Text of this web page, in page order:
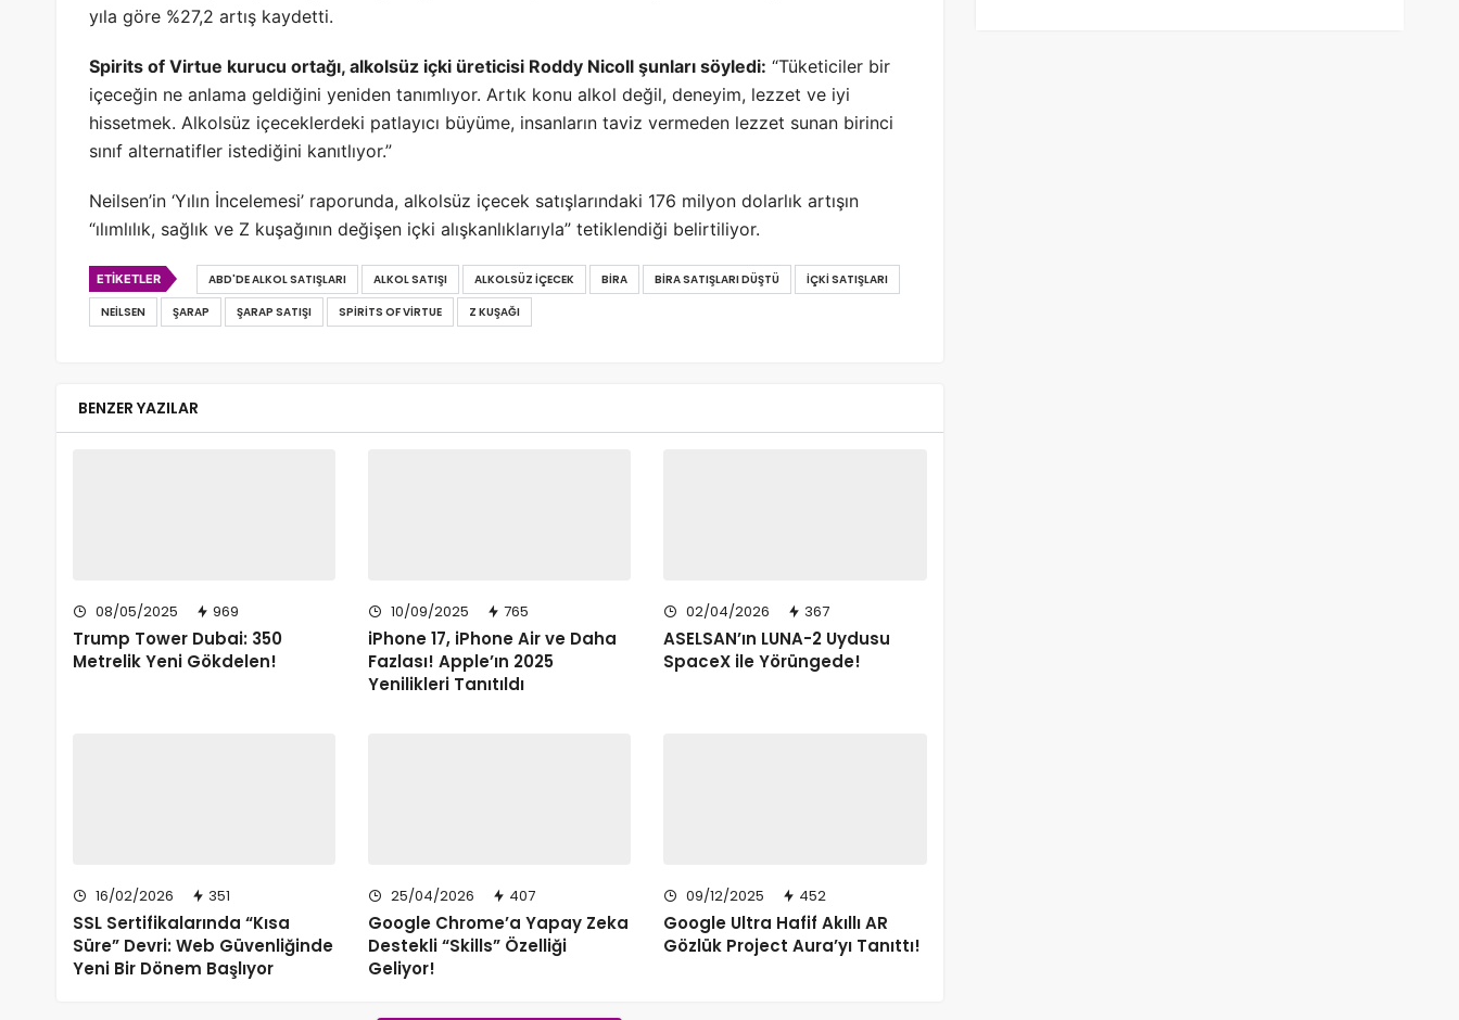
yıla göre %27,2 artış kaydetti.
Spirits of Virtue kurucu ortağı, alkolsüz içki üreticisi Roddy Nicoll şunları söyledi: “Tüketiciler bir
içeceğin ne anlama geldiğini yeniden tanımlıyor. Artık konu alkol değil, deneyim, lezzet ve iyi
hissetmek. Alkolsüz içeceklerdeki patlayıcı büyüme, insanların taviz vermeden lezzet sunan birinci
sınıf alternatifler istediğini kanıtlıyor.”
Neilsen’in ‘Yılın İncelemesi’ raporunda, alkolsüz içecek satışlarındaki 176 milyon dolarlık artışın
“ılımlılık, sağlık ve Z kuşağının değişen içki alışkanlıklarıyla” tetiklendiği belirtiliyor.
ETIKETLER ABD'DE ALKOL SATIŞLARI ALKOL SATIŞI ALKOLSÜZ IÇECEK BIRA BIRA SATIŞLARI DÜŞTÜ
IÇKI SATIŞLARI
NEILSEN
ŞARAP ŞARAP SATIŞI SPIRITS OF VIRTUE Z KUŞAĞI
BENZER YAZILAR
08/05/2025 969
Trump Tower Dubai: 350
Metrelik Yeni Gökdelen!
10/09/2025 765
iPhone 17, iPhone Air ve Daha
Fazlası! Apple’ın 2025
Yenilikleri Tanıtıldı
02/04/2026 367
ASELSAN’ın LUNA-2 Uydusu
SpaceX ile Yörüngede!
16/02/2026 351
SSL Sertifikalarında “Kısa
Süre” Devri: Web Güvenliğinde
Yeni Bir Dönem Başlıyor
25/04/2026 407
Google Chrome’a Yapay Zeka
Destekli “Skills” Özelliği
Geliyor!
09/12/2025 452
Google Ultra Hafif Akıllı AR
Gözlük Project Aura’yı Tanıttı!